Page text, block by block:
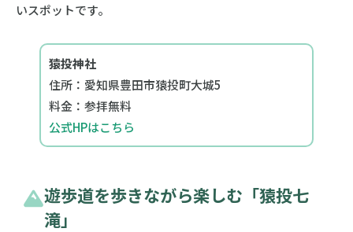
いスポットです。
猿投神社
住所：愛知県豊田市猿投町大城5
料金：参拝無料
公式HPはこちら
遊歩道を歩きながら楽しむ「猿投七
滝」